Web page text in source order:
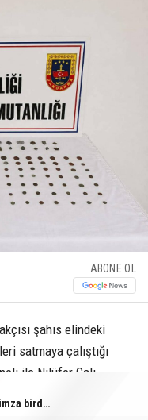
Bursa’da zihinsel engelli adamdan haber alınamıyor
çarptı
ABONE OL
şahıs elindeki
satmaya çalıştığı
ile Nilüfer Çalı
ortak çalışması
Karacabey Belediyespor’dan 5 imza birden